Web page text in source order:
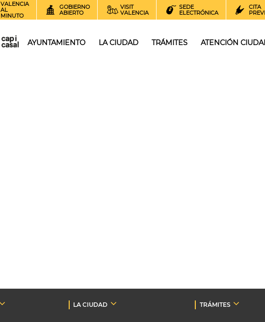
VALENCIA
AL
MINUTO
GOBIERNO
ABIERTO
VISIT
VALENCIA
SEDE
ELECTRÓNICA
CITA
AYUNTAMIENTO LA CIUDAD TRÁMITES ATENCIÓN
LA CIUDAD TRÁMITES